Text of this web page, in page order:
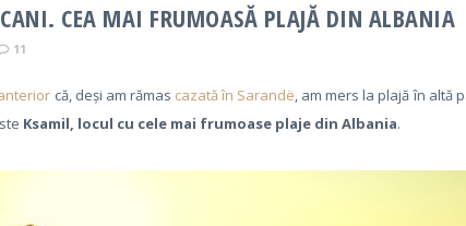
CEA MAI FRUMOASĂ PLAJĂ DIN ALBANIA
11
că, deși am rămas cazată în Sarandë, am mers la plajă în altă
Ksamil, locul cu cele mai frumoase plaje din Albania.